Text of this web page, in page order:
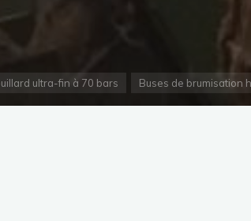
ultra-fin à 70 bars Buses de brumisation